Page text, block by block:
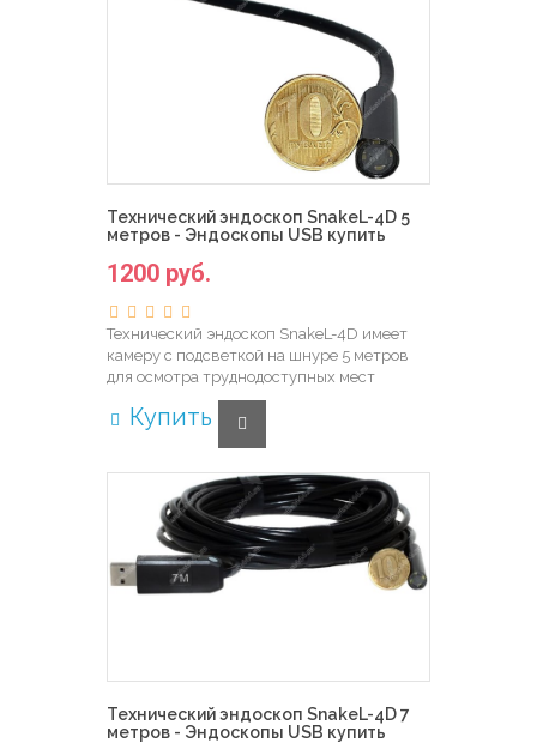
Технический эндоскоп SnakeL-4D 5
метров - Эндоскопы USB купить
1200 руб.
Технический эндоскоп SnakeL-4D имеет
камеру с подсветкой на шнуре 5 метров
для осмотра труднодоступных мест
Купить
Технический эндоскоп SnakeL-4D 7
метров - Эндоскопы USB купить